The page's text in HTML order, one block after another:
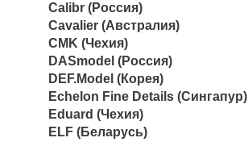
Calibr (Россия)
Cavalier (Австралия)
CMK (Чехия)
DASmodel (Россия)
DEF.Model (Корея)
Echelon Fine Details (Сингапур)
Eduard (Чехия)
ELF (Беларусь)